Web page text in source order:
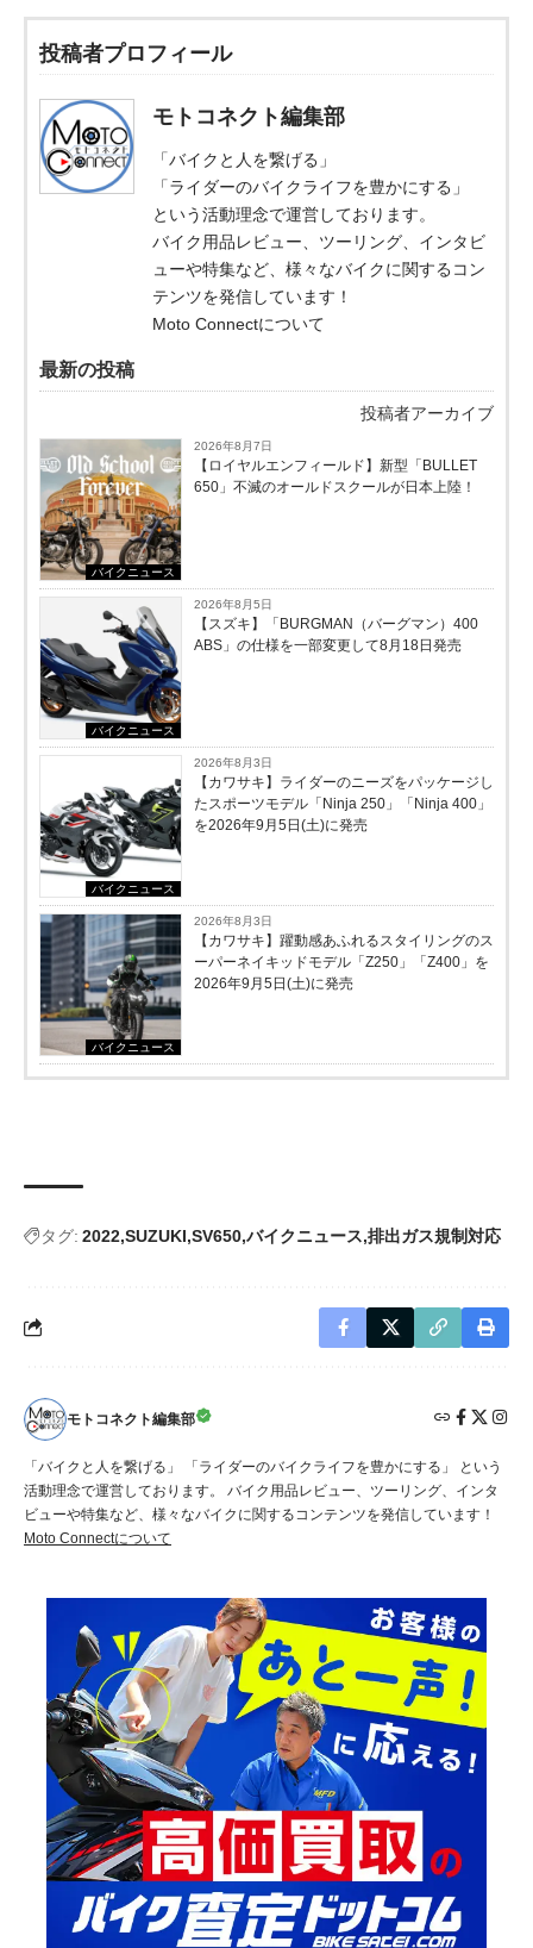
投稿者プロフィール
モトコネクト編集部
「バイクと人を繋げる」
「ライダーのバイクライフを豊かにする」
という活動理念で運営しております。
バイク用品レビュー、ツーリング、インタビ
ューや特集など、様々なバイクに関するコン
テンツを発信しています！
Moto Connectについて
最新の投稿
投稿者アーカイブ
バイクニュース
2026年8月7日
【ロイヤルエンフィールド】新型「BULLET
650」不滅のオールドスクールが⽇本上陸！
バイクニュース
2026年8月5日
【スズキ】「BURGMAN（バーグマン）400
ABS」の仕様を一部変更して8月18日発売
バイクニュース
2026年8月3日
【カワサキ】ライダーのニーズをパッケージし
たスポーツモデル「Ninja 250」「Ninja 400」
を2026年9月5日(土)に発売
バイクニュース
2026年8月3日
【カワサキ】躍動感あふれるスタイリングのス
ーパーネイキッドモデル「Z250」「Z400」を
2026年9月5日(土)に発売
タグ: 2022 SUZUKI SV650 バイクニュース 排出ガス規制対応
モトコネクト編集部
「バイクと人を繋げる」 「ライダーのバイクライフを豊かにする」 という
活動理念で運営しております。 バイク用品レビュー、ツーリング、インタ
ビューや特集など、様々なバイクに関するコンテンツを発信しています！
Moto Connectについて